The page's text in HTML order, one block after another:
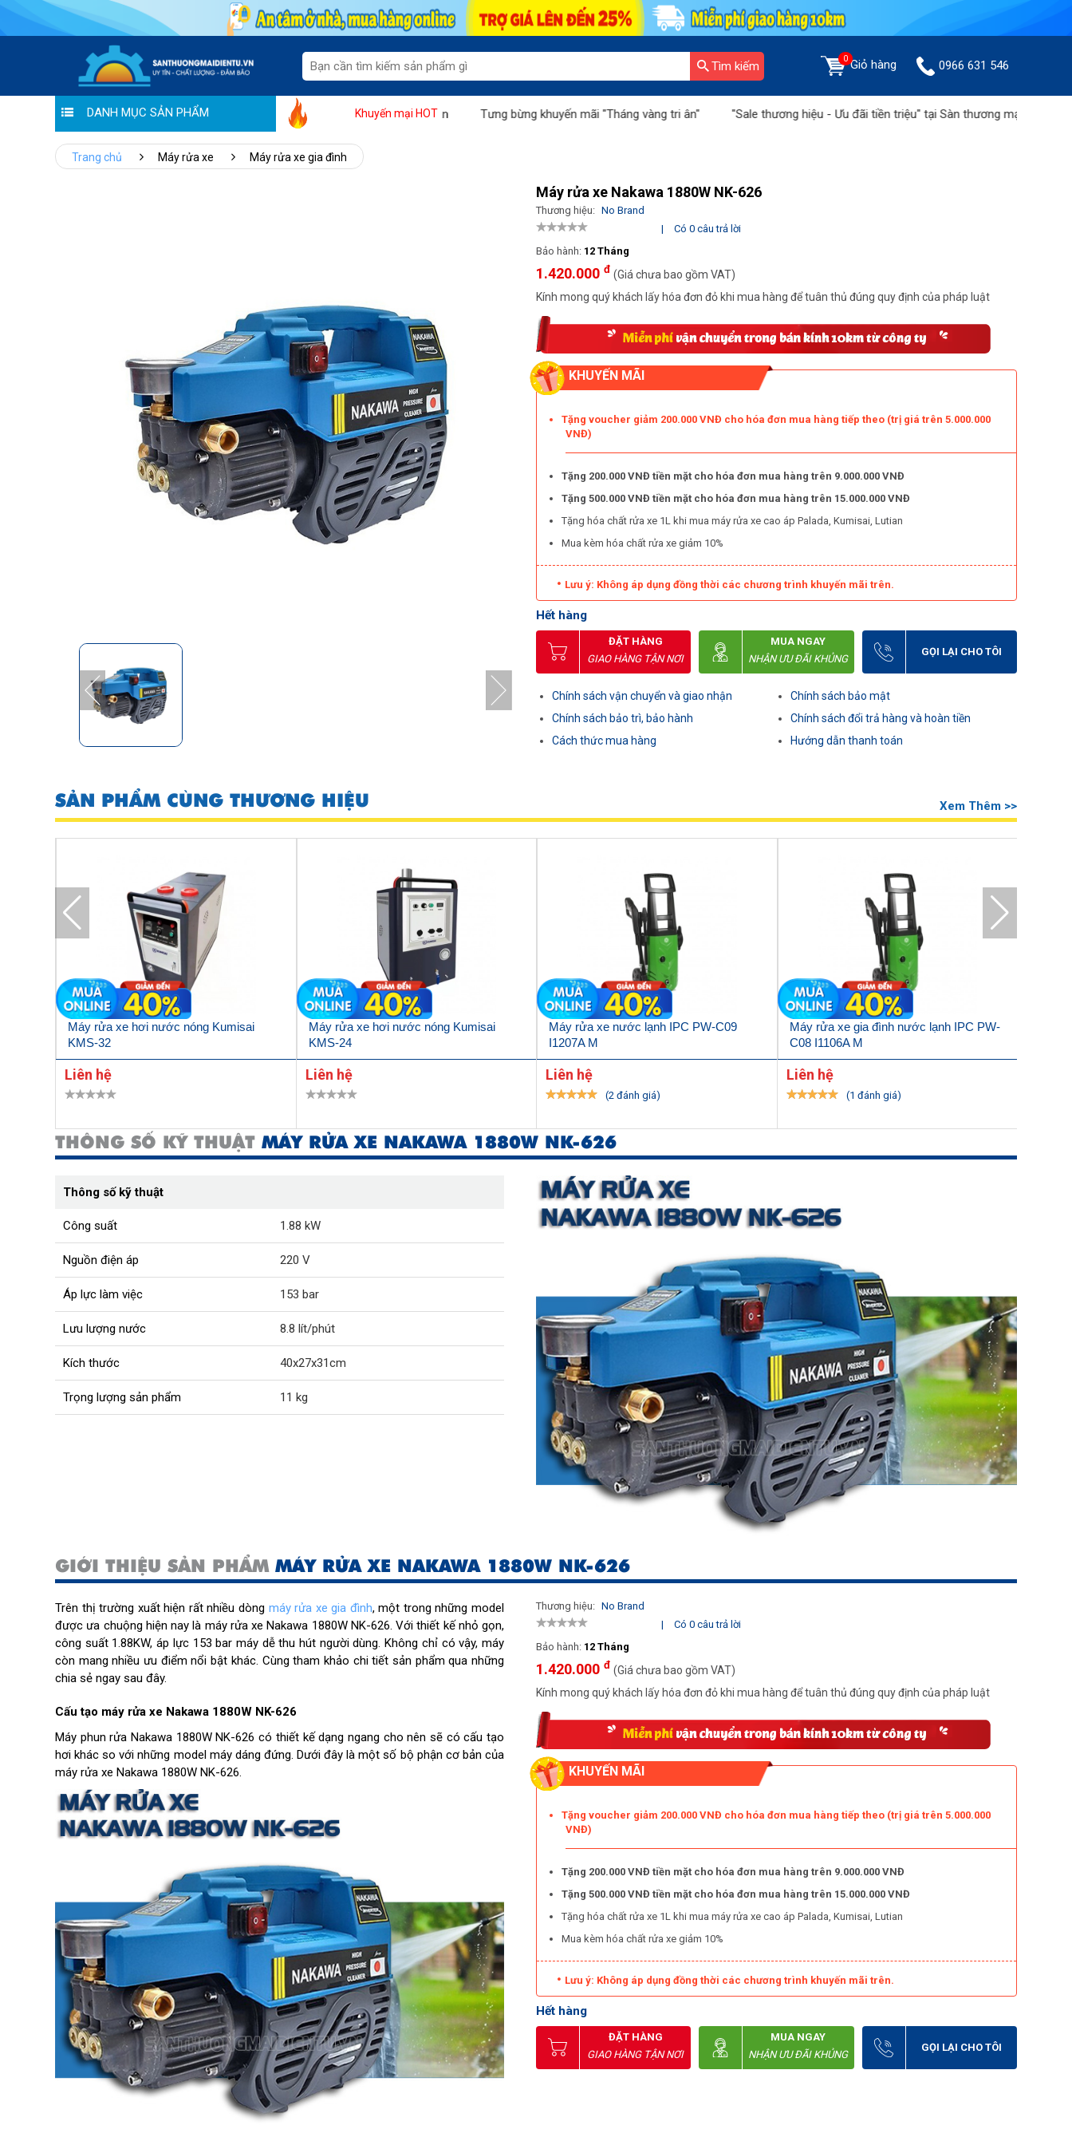
Tìm kiếm 0 Giỏ hàng 0966 631 546
DANH MỤC SẢN PHẨM Khuyến mại HOT
Liên chung tay đẩy lùi Covid: Tháng vàng - bán hàng không lợi nhuận Tưng bừng khuyến mãi "Tháng vàng tri ân" "Sale thương hiệu - Ưu đãi tiền triệu" tại Sàn thương mại Hoàng Liên
Trang chủ Máy rửa xe Máy rửa xe gia đình
Máy rửa xe Nakawa 1880W NK-626
Thương hiệu: No Brand
|
Có 0 câu trả lời
Bảo hành: 12 Tháng
1.420.000 đ (Giá chưa bao gồm VAT)
Kính mong quý khách lấy hóa đơn đỏ khi mua hàng để tuân thủ đúng quy định của pháp luật
KHUYẾN MÃI
Tặng voucher giảm 200.000 VNĐ cho hóa đơn mua hàng tiếp theo (trị giá trên 5.000.000
VNĐ)
Tặng 200.000 VNĐ tiền mặt cho hóa đơn mua hàng trên 9.000.000 VNĐ
Tặng 500.000 VNĐ tiền mặt cho hóa đơn mua hàng trên 15.000.000 VNĐ
Tặng hóa chất rửa xe 1L khi mua máy rửa xe cao áp Palada, Kumisai, Lutian
Mua kèm hóa chất rửa xe giảm 10%
Lưu ý: Không áp dụng đồng thời các chương trình khuyến mãi trên.
Hết hàng
ĐẶT HÀNG
GIAO HÀNG TẬN NƠI
MUA NGAY
NHẬN ƯU ĐÃI KHỦNG
GỌI LẠI CHO TÔI
Chính sách vận chuyển và giao nhận
Chính sách bảo trì, bảo hành
Cách thức mua hàng
Chính sách bảo mật
Chính sách đổi trả hàng và hoàn tiền
Hướng dẫn thanh toán
SẢN PHẨM CÙNG THƯƠNG HIỆU Xem Thêm >>
Máy rửa xe hơi nước nóng Kumisai
KMS-32
Liên hệ
Máy rửa xe hơi nước nóng Kumisai
KMS-24
Liên hệ
Máy rửa xe nước lạnh IPC PW-C09
I1207A M
Liên hệ
(2 đánh giá)
Máy rửa xe gia đình nước lạnh IPC PW-
C08 I1106A M
Liên hệ
(1 đánh giá)
THÔNG SỐ KỸ THUẬT MÁY RỬA XE NAKAWA 1880W NK-626
Thông số kỹ thuật
Công suất 1.88 kW
Nguồn điện áp 220 V
Áp lực làm việc 153 bar
Lưu lượng nước 8.8 lít/phút
Kích thước 40x27x31cm
Trọng lượng sản phẩm 11 kg
GIỚI THIỆU SẢN PHẨM MÁY RỬA XE NAKAWA 1880W NK-626
Trên thị trường xuất hiện rất nhiều dòng máy rửa xe gia đình, một trong những model
được ưa chuộng hiện nay là máy rửa xe Nakawa 1880W NK-626. Với thiết kế nhỏ gọn,
công suất 1.88KW, áp lực 153 bar máy dễ thu hút người dùng. Không chỉ có vậy, máy
còn mang nhiều ưu điểm nổi bật khác. Cùng tham khảo chi tiết sản phẩm qua những
chia sẻ ngay sau đây.
Cấu tạo máy rửa xe Nakawa 1880W NK-626
Máy phun rửa Nakawa 1880W NK-626 có thiết kế dạng ngang cho nên sẽ có cấu tạo
hơi khác so với những model máy dáng đứng. Dưới đây là một số bộ phận cơ bản của
máy rửa xe Nakawa 1880W NK-626.
Thương hiệu: No Brand
|
Có 0 câu trả lời
Bảo hành: 12 Tháng
1.420.000 đ (Giá chưa bao gồm VAT)
Kính mong quý khách lấy hóa đơn đỏ khi mua hàng để tuân thủ đúng quy định của pháp luật
KHUYẾN MÃI
Tặng voucher giảm 200.000 VNĐ cho hóa đơn mua hàng tiếp theo (trị giá trên 5.000.000
VNĐ)
Tặng 200.000 VNĐ tiền mặt cho hóa đơn mua hàng trên 9.000.000 VNĐ
Tặng 500.000 VNĐ tiền mặt cho hóa đơn mua hàng trên 15.000.000 VNĐ
Tặng hóa chất rửa xe 1L khi mua máy rửa xe cao áp Palada, Kumisai, Lutian
Mua kèm hóa chất rửa xe giảm 10%
Lưu ý: Không áp dụng đồng thời các chương trình khuyến mãi trên.
Hết hàng
ĐẶT HÀNG
GIAO HÀNG TẬN NƠI
MUA NGAY
NHẬN ƯU ĐÃI KHỦNG
GỌI LẠI CHO TÔI